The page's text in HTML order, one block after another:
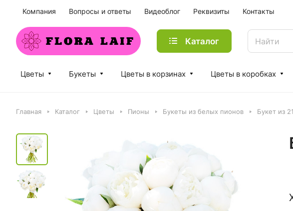
Компания Вопросы и ответы Видеоблог Реквизиты Контакты
Каталог
Цветы Букеты Цветы в корзинах Цветы в коробках
Главная Каталог Цветы Пионы Букеты из белых пионов Букет из